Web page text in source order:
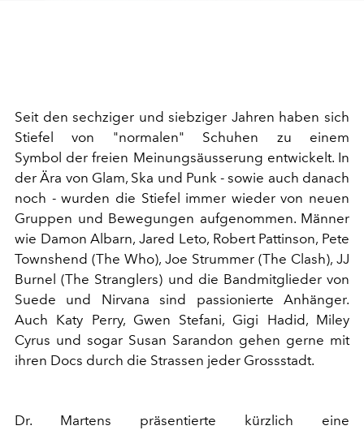
Seit den sechziger und siebziger Jahren haben sich
Stiefel von "normalen" Schuhen zu einem
Symbol der freien Meinungsäusserung entwickelt. In
der Ära von Glam, Ska und Punk - sowie auch danach
noch - wurden die Stiefel immer wieder von neuen
Gruppen und Bewegungen aufgenommen. Männer
wie Damon Albarn, Jared Leto, Robert Pattinson, Pete
Townshend (The Who), Joe Strummer (The Clash), JJ
Burnel (The Stranglers) und die Bandmitglieder von
Suede und Nirvana sind passionierte Anhänger.
Auch Katy Perry, Gwen Stefani, Gigi Hadid, Miley
Cyrus und sogar Susan Sarandon gehen gerne mit
ihren Docs durch die Strassen jeder Grossstadt.
Dr. Martens präsentierte kürzlich eine